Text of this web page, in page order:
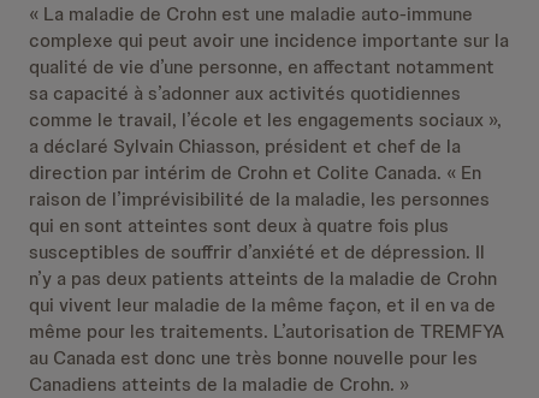
« La maladie de Crohn est une maladie auto-immune
complexe qui peut avoir une incidence importante sur la
qualité de vie d’une personne, en affectant notamment
sa capacité à s’adonner aux activités quotidiennes
comme le travail, l’école et les engagements sociaux »,
a déclaré Sylvain Chiasson, président et chef de la
direction par intérim de Crohn et Colite Canada. « En
raison de l’imprévisibilité de la maladie, les personnes
qui en sont atteintes sont deux à quatre fois plus
susceptibles de souffrir d’anxiété et de dépression. Il
n’y a pas deux patients atteints de la maladie de Crohn
qui vivent leur maladie de la même façon, et il en va de
même pour les traitements. L’autorisation de TREMFYA
au Canada est donc une très bonne nouvelle pour les
Canadiens atteints de la maladie de Crohn. »